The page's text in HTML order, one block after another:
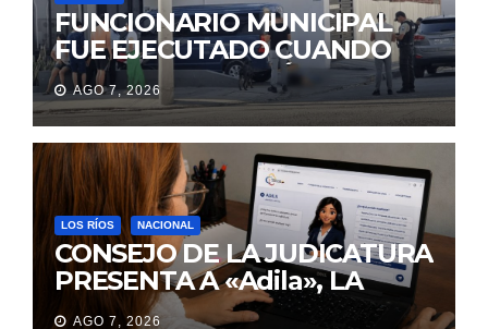
FUNCIONARIO MUNICIPAL
FUE EJECUTADO CUANDO
IBA A UNA REUNIÓN DE
TRABAJO EN MANTA
AGO 7, 2026
LOS RÍOS NACIONAL
CONSEJO DE LA JUDICATURA
PRESENTA A «Adila», LA
ASISTENTE VIRTUAL QUE
AGO 7, 2026